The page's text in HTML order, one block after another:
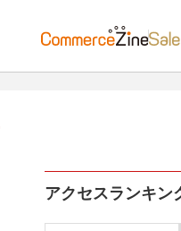
アクセスランキン